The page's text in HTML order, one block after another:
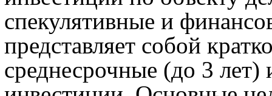
спекулятивные и
представляет собой
среднесрочные (до 3 лет)